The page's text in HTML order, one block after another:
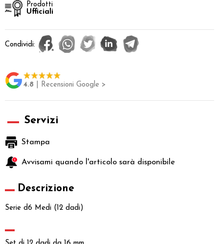
Prodotti
Ufficiali
Condividi:
4.8 | Recensioni Google >
Servizi
Stampa
Avvisami quando l'articolo sarà disponibile
Descrizione
Serie d6 Medi (12 dadi)